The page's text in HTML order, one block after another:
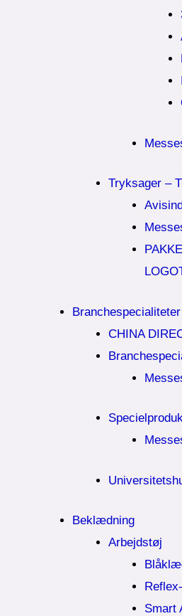
Tryksager –
Branchespecialiteter
CHINA
Beklædning
Arbejdstøj
Smart